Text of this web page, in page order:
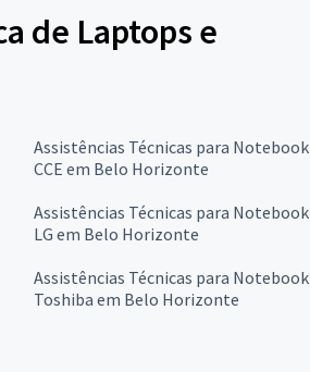
de Laptops e
Assistências Técnicas para Notebook
CCE em Belo Horizonte
Assistências Técnicas para Notebook
LG em Belo Horizonte
Assistências Técnicas para Notebook
Toshiba em Belo Horizonte